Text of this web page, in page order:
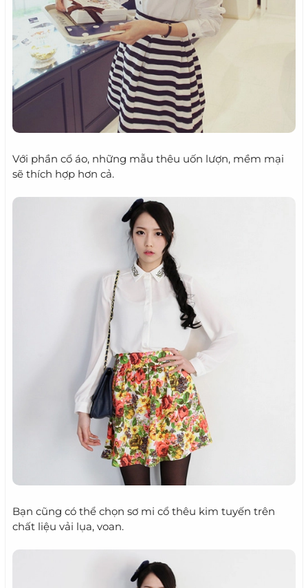
Với phần cổ áo, những mẫu thêu uốn lượn, mềm mại
sẽ thích hợp hơn cả.
Bạn cũng có thể chọn sơ mi cổ thêu kim tuyến trên
chất liệu vải lụa, voan.